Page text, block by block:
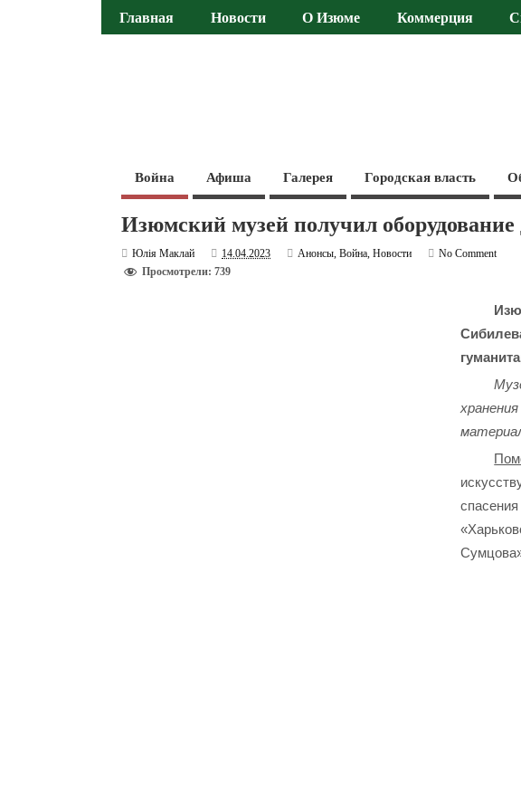
Главная Новости О Изюме Коммерция
Война Афиша Галерея Городская власть
Изюмский музей получил оборудование
Юлія Маклай 14.04.2023 Анонсы,Война,Новости
No Comment
Просмотрели: 739